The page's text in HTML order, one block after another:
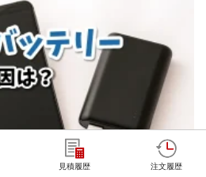
見積履歴 注文履歴